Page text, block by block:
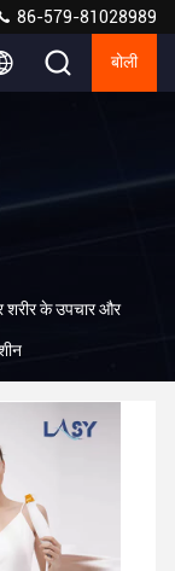
86-579-81028989
बोली
के उपचार और